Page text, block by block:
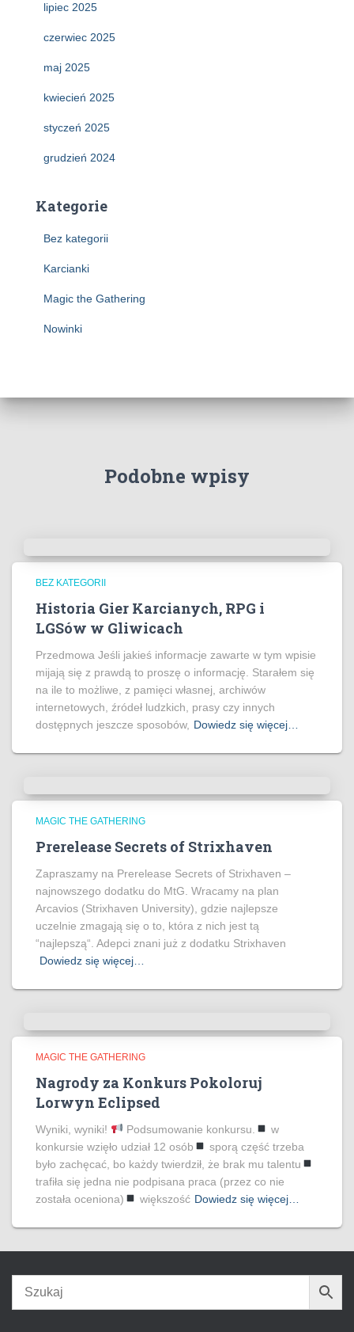
lipiec 2025
czerwiec 2025
maj 2025
kwiecień 2025
styczeń 2025
grudzień 2024
Kategorie
Bez kategorii
Karcianki
Magic the Gathering
Nowinki
Podobne wpisy
BEZ KATEGORII
Historia Gier Karcianych, RPG i
LGSów w Gliwicach
Przedmowa Jeśli jakieś informacje zawarte w tym wpisie
mijają się z prawdą to proszę o informację. Starałem się
na ile to możliwe, z pamięci własnej, archiwów
internetowych, źródeł ludzkich, prasy czy innych
dostępnych jeszcze sposobów, Dowiedz się więcej…
MAGIC THE GATHERING
Prerelease Secrets of Strixhaven
Zapraszamy na Prerelease Secrets of Strixhaven –
najnowszego dodatku do MtG. Wracamy na plan
Arcavios (Strixhaven University), gdzie najlepsze
uczelnie zmagają się o to, która z nich jest tą
“najlepszą“. Adepci znani już z dodatku Strixhaven
Dowiedz się więcej…
MAGIC THE GATHERING
Nagrody za Konkurs Pokoloruj
Lorwyn Eclipsed
Wyniki, wyniki! Podsumowanie konkursu.
w
konkursie wzięło udział 12 osób
sporą część trzeba
było zachęcać, bo każdy twierdził, że brak mu talentu
trafiła się jedna nie podpisana praca (przez co nie
została oceniona)
większość Dowiedz się więcej…